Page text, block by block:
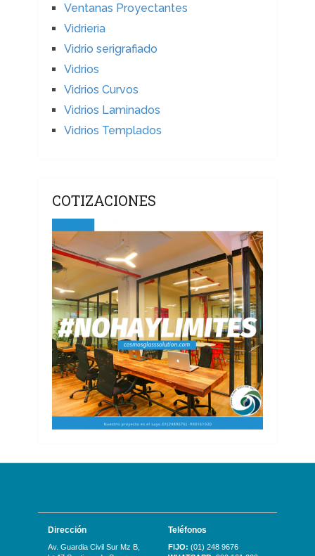
Ventanas Proyectantes
Vidrieria
Vidrio serigrafiado
Vidrios
Vidrios Curvos
Vidrios Laminados
Vidrios Templados
COTIZACIONES
Dirección
Av. Guardia Civil Sur Mz B,
Teléfonos
FIJO: (01) 248 9676